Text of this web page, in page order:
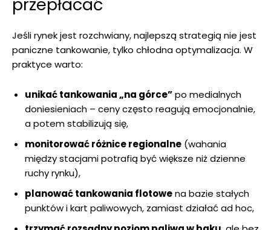
przepłacać
Jeśli rynek jest rozchwiany, najlepszą strategią nie jest
paniczne tankowanie, tylko chłodna optymalizacja. W
praktyce warto:
unikać tankowania „na górce”po medialnych
doniesieniach – ceny często reagują emocjonalnie,
a potem stabilizują się,
monitorować różnice regionalne (wahania
między stacjami potrafią być większe niż dzienne
ruchy rynku),
planować tankowania flotowena bazie stałych
punktów i kart paliwowych, zamiast działać ad hoc,